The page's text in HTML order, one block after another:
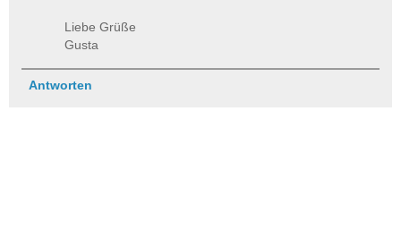
Liebe Grüße
Gusta
Antworten